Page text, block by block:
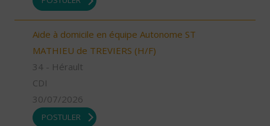
Aide à domicile en équipe Autonome ST
MATHIEU de TREVIERS (H/F)
34 - Hérault
CDI
30/07/2026
POSTULER